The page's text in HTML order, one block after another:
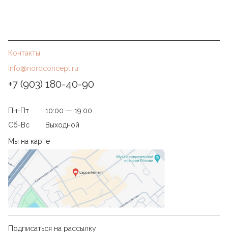
Контакты
info@nordconcept.ru
+7 (903) 180-40-90
Пн-Пт
10:00 — 19.00
Сб-Вс
Выходной
Мы на карте
Подписаться на рассылку